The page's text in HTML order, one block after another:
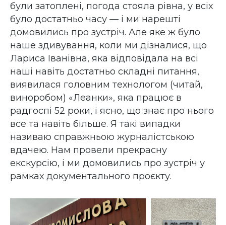
були затоплені, погода стояла рівна, у всіх
було достатньо часу — і ми нарешті
домовились про зустріч. Але яке ж було
наше здивування, коли ми дізналися, що
Лариса Іванівна, яка відповідала на всі
наші навіть достатньо складні питання,
виявилася головним технологом (читай,
виноробом) «Леанки», яка працює в
радгоспі 52 роки, і ясно, що знає про нього
все та навіть більше. Я такі випадки
називаю справжньою журналістською
вдачею. Нам провели прекрасну
екскурсію, і ми домовились про зустріч у
рамках документального проєкту.